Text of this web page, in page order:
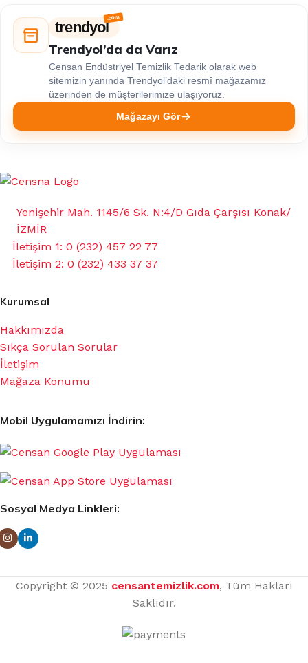
trendyol
Trendyol’da da Varız
Censan Endüstriyel Temizlik Tedarik olarak web
sitemizin yanında Trendyol’daki resmî mağazamız
üzerinden de müşterilerimize ulaşıyoruz.
Mağazayı Gör
Yenişehir Mah. 1145/6 Sk. N:4/D Gıda Çarşısı Konak/
İZMİR
İletişim 1: 0 (232) 457 22 77
İletişim 2: 0 (232) 433 37 37
Kurumsal
Hakkımızda
Sıkça Sorulan Sorular
İletişim
Mağaza Konumu
Mobil Uygulamamızı İndirin:
Sosyal Medya Linkleri:
Copyright © 2025 censantemizlik.com, Tüm Hakları
Saklıdır.